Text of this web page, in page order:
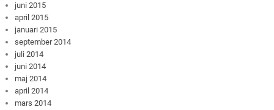
juni 2015
april 2015
januari 2015
september 2014
juli 2014
juni 2014
maj 2014
april 2014
mars 2014